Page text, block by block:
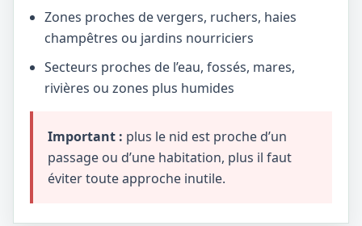
Zones proches de vergers, ruchers, haies
champêtres ou jardins nourriciers
Secteurs proches de l’eau, fossés, mares,
rivières ou zones plus humides
Important : plus le nid est proche d’un
passage ou d’une habitation, plus il faut
éviter toute approche inutile.